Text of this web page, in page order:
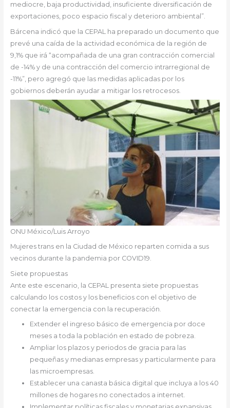
mediocre, baja productividad, insuficiente diversificación de
exportaciones, poco espacio fiscal y deterioro ambiental”.
Bárcena indicó que la CEPAL ha preparado un documento que
prevé una caída de la actividad económica de la región de
9,1% que irá “acompañada de una gran contracción comercial
de -14% y de una contracción del comercio intrarregional de
-11%”, pero agregó que las medidas aplicadas por los
gobiernos deberán ayudar a mitigar los retrocesos.
ONU México/Luis Arroyo
Mujeres trans en la Ciudad de México reparten comida a sus
vecinos durante la pandemia por COVID19.
Siete propuestas
Ante este escenario, la CEPAL presenta siete propuestas
calculando los costos y los beneficios con el objetivo de
conectar la emergencia con la recuperación.
Extender el ingreso básico de emergencia por doce
meses a toda la población en estado de pobreza.
Ampliar los plazos y periodos de gracia para las
pequeñas y medianas empresas y particularmente para
las microempresas.
Establecer una canasta básica digital que incluya a los 40
millones de hogares no conectados a internet.